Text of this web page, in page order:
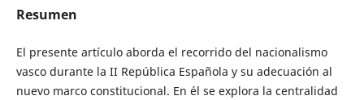
Resumen
El presente artículo aborda el recorrido del nacionalismo
vasco durante la II República Española y su adecuación al
nuevo marco constitucional. En él se explora la centralidad